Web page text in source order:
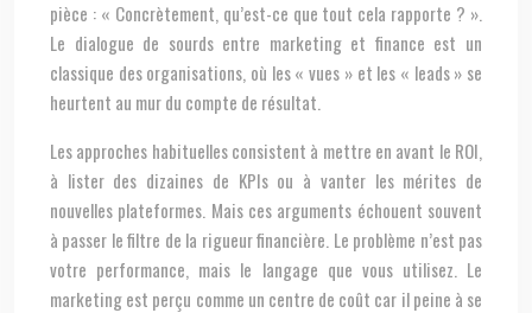
pièce : « Concrètement, qu’est-ce que tout cela rapporte ? ».
Le dialogue de sourds entre marketing et finance est un
classique des organisations, où les « vues » et les « leads » se
heurtent au mur du compte de résultat.
Les approches habituelles consistent à mettre en avant le ROI,
à lister des dizaines de KPIs ou à vanter les mérites de
nouvelles plateformes. Mais ces arguments échouent souvent
à passer le filtre de la rigueur financière. Le problème n’est pas
votre performance, mais le langage que vous utilisez. Le
marketing est perçu comme un centre de coût car il peine à se